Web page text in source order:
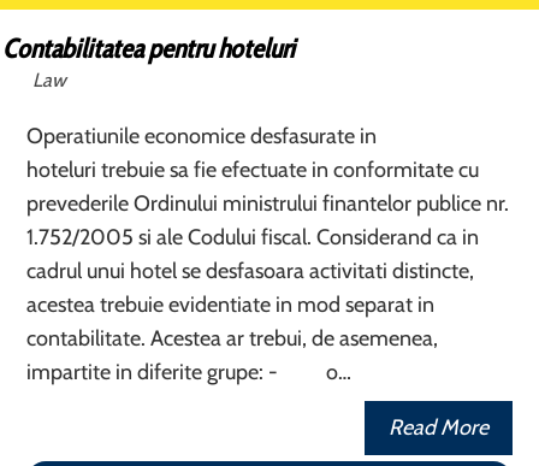
Contabilitatea pentru hoteluri
Law
Operatiunile economice desfasurate in
hoteluri trebuie sa fie efectuate in conformitate cu
prevederile Ordinului ministrului finantelor publice nr.
1.752/2005 si ale Codului fiscal. Considerand ca in
cadrul unui hotel se desfasoara activitati distincte,
acestea trebuie evidentiate in mod separat in
contabilitate. Acestea ar trebui, de asemenea,
impartite in diferite grupe: - o…
Read More